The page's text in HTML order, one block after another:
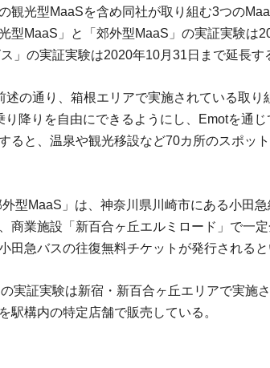
観光型MaaSを含め同社が取り組む3つの
型MaaS」と「郊外型MaaS」の実証実験は
」の実証実験は2020年10月31日まで延長す
述の通り、箱根エリアで実施されている取り
り降りを自由にできるようにし、Emotを通
ると、温泉や観光移設など70カ所のスポッ
型MaaS」は、神奈川県川崎市にある小田
商業施設「新百合ヶ丘エルミロード」で一定
田急バスの往復無料チケットが発行されると
の実証実験は新宿・新百合ヶ丘エリアで実施
駅構内の特定店舗で販売している。